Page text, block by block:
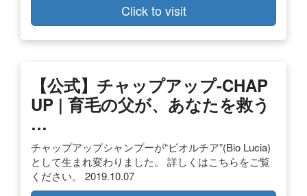
Click to visit
【公式】チャップアップ-CHAP
UP | 育毛の父が、あなたを救う
…
チャップアップシャンプーが“ビオルチア”(Bio Lucia)
として生まれ変わりました。 詳しくはこちらをご覧
ください。 2019.10.07